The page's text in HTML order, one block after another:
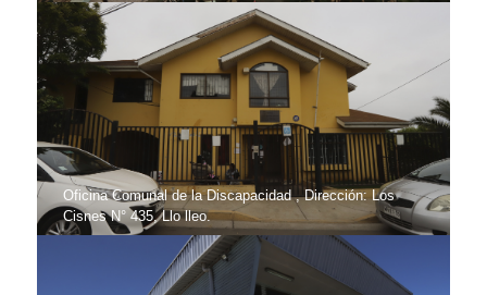
Oficina Comunal de la Discapacidad , Dirección: Los
Cisnes N° 435, Llo lleo.